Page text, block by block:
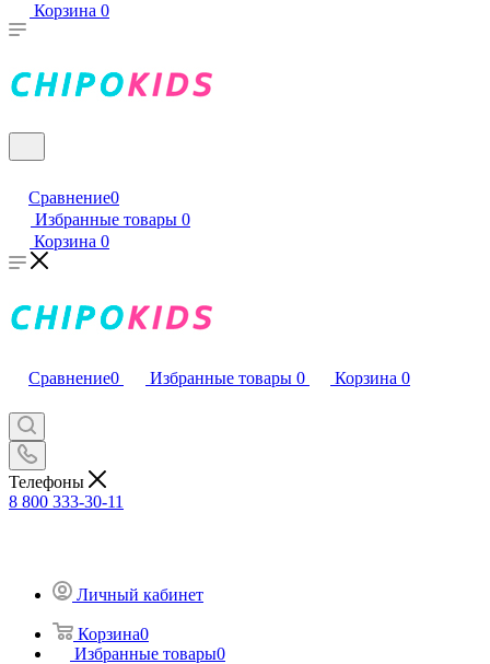
Корзина 0
Сравнение0
Избранные товары 0
Корзина 0
Сравнение0 Избранные товары 0 Корзина 0
Телефоны
8 800 333-30-11
Личный кабинет
Корзина0
Избранные товары0